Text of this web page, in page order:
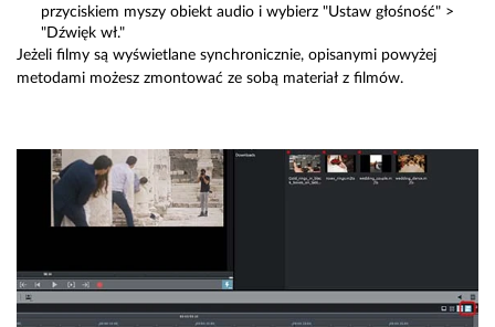
przyciskiem myszy obiekt audio i wybierz "Ustaw głośność" >
"Dźwięk wł."
Jeżeli filmy są wyświetlane synchronicznie, opisanymi powyżej
metodami możesz zmontować ze sobą materiał z filmów.